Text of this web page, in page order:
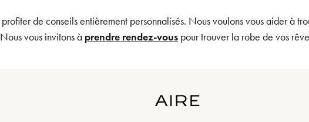
de conseils entièrement personnalisés. Nous voulons vous aider à
vous invitons à prendre rendez-vous pour trouver la robe de vos